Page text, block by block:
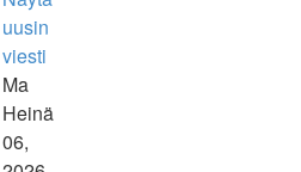
uusin
viesti
Ma
Heinä
06,